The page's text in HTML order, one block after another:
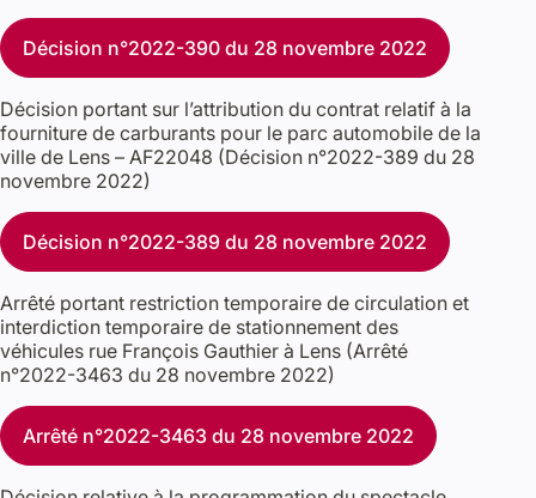
Décision n°2022-390 du 28 novembre 2022
Décision portant sur l’attribution du contrat relatif à la
fourniture de carburants pour le parc automobile de la
ville de Lens – AF22048 (Décision n°2022-389 du 28
novembre 2022)
Décision n°2022-389 du 28 novembre 2022
Arrêté portant restriction temporaire de circulation et
interdiction temporaire de stationnement des
véhicules rue François Gauthier à Lens (Arrêté
n°2022-3463 du 28 novembre 2022)
Arrêté n°2022-3463 du 28 novembre 2022